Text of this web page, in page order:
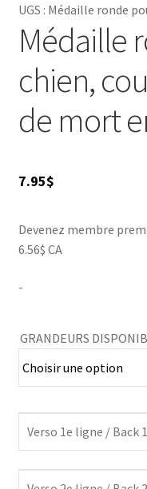
🍁 PRODUITS CANADIEN
VENTES
UGS : Médaille ronde
Médaille
chien,
de mort
7.95$
Devenez membre
6.56$ CA
-
GRANDEURS